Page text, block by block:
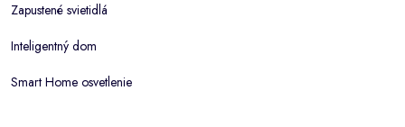
Zapustené svietidlá
Inteligentný dom
Smart Home osvetlenie